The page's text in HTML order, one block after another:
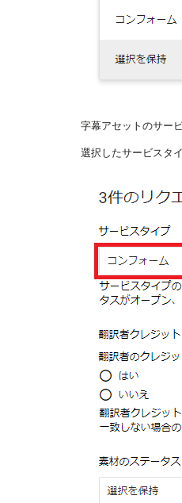
字幕アセットのサー
選択したサービスタ